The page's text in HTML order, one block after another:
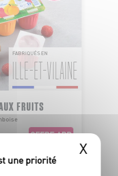
FABRIQUÉS EN
ILLE-ET-VILAINE
FRUITS
OFFRE APP
139
X